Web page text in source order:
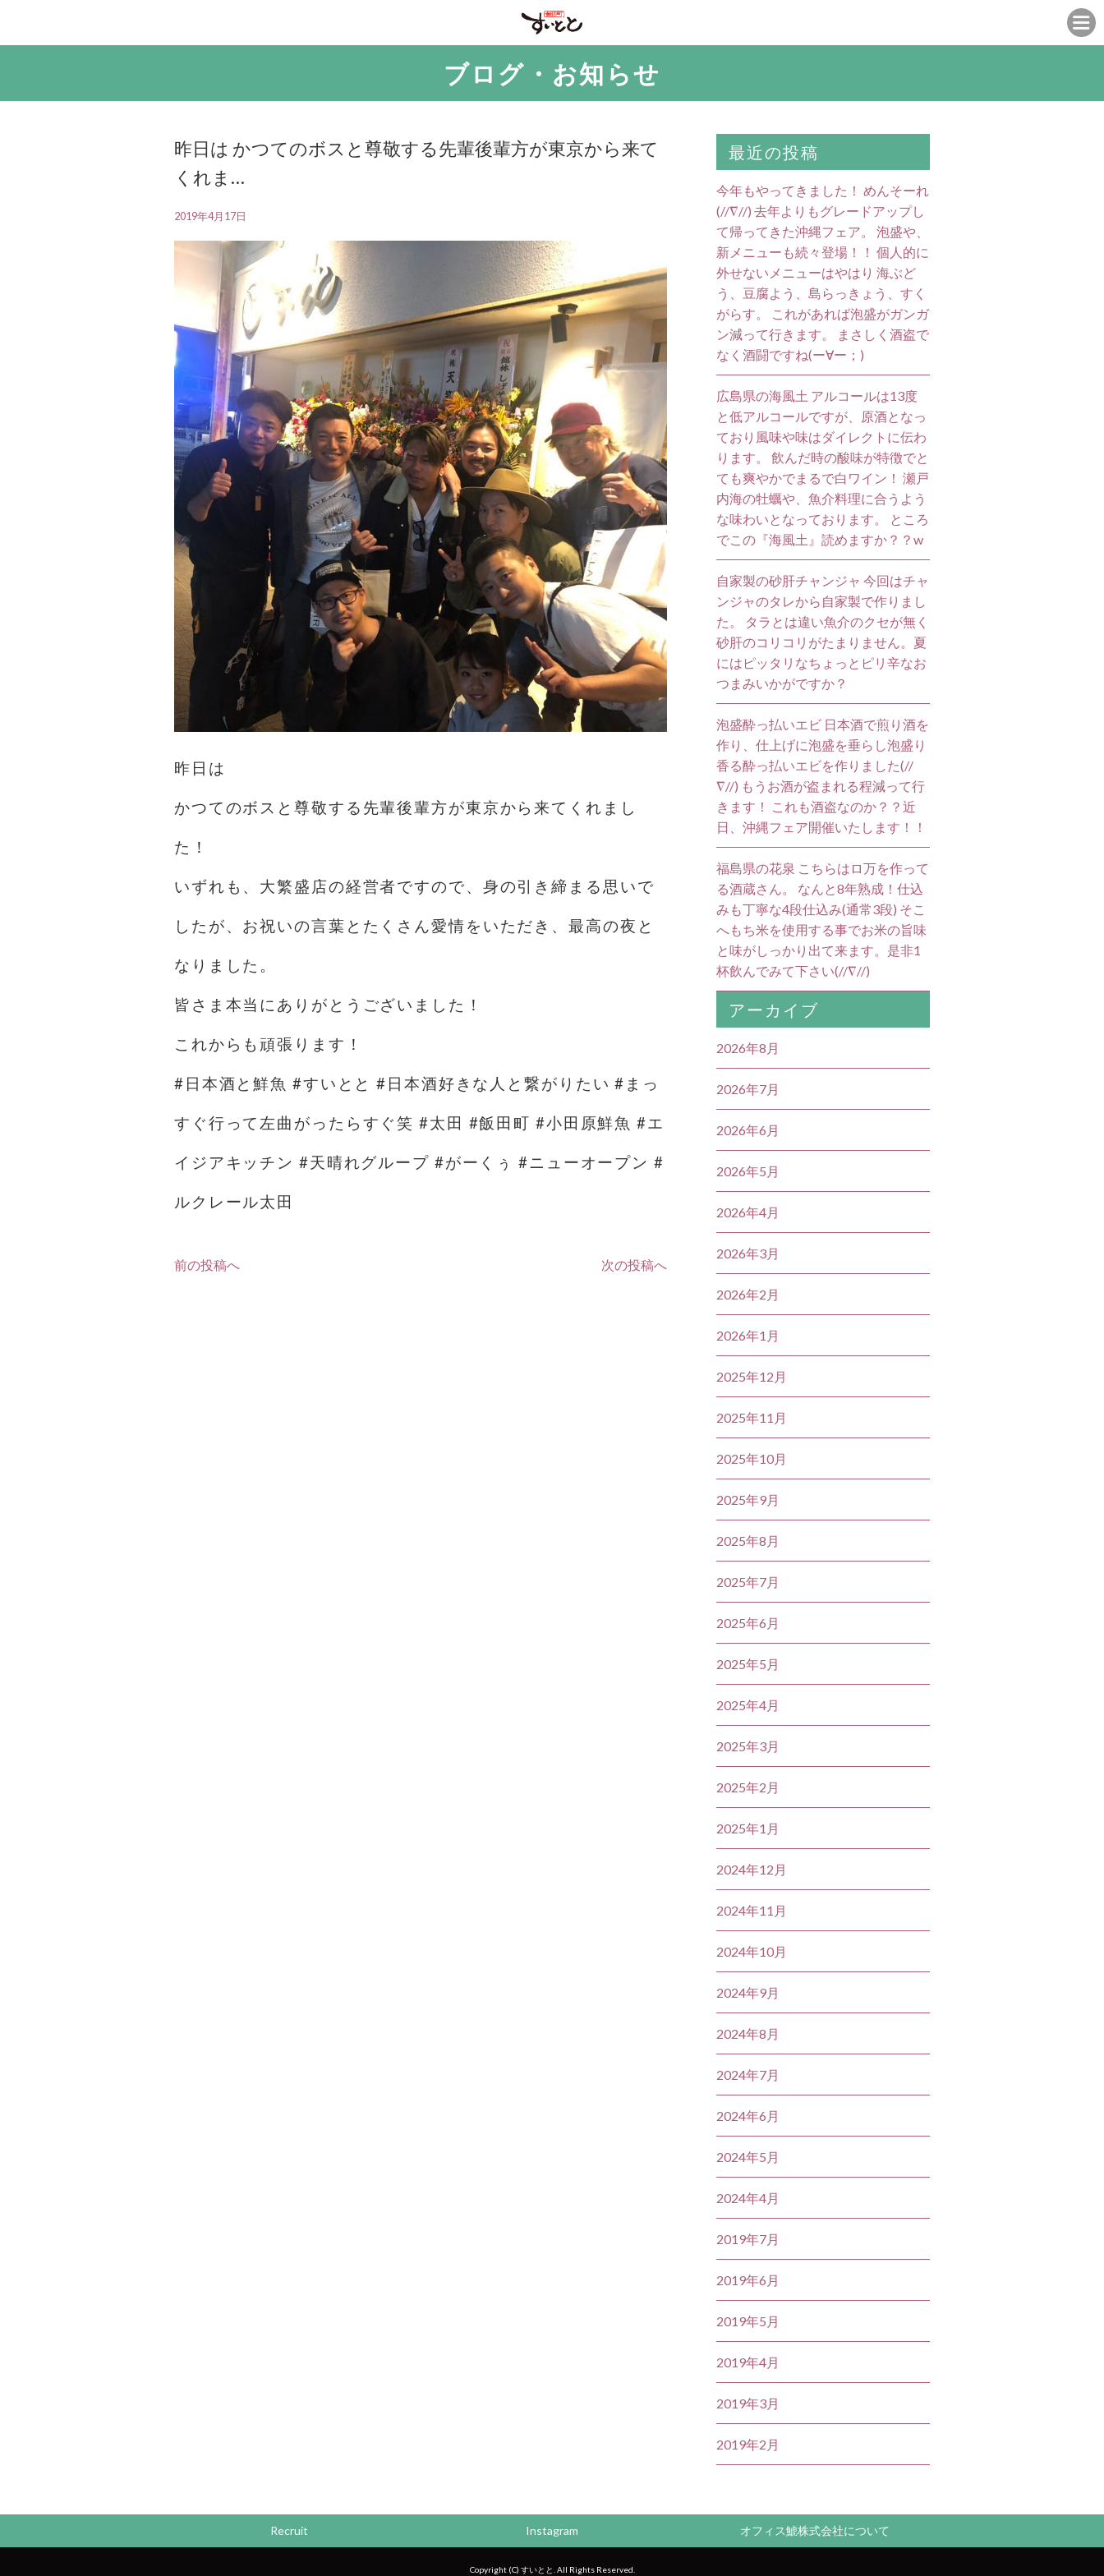
ブログ・お知らせ
昨日は かつてのボスと尊敬する先輩後輩方が東京から来て
くれま…
2019年4月17日
昨日は
かつてのボスと尊敬する先輩後輩方が東京から来てくれまし
た！
いずれも、大繁盛店の経営者ですので、身の引き締まる思いで
したが、お祝いの言葉とたくさん愛情をいただき、最高の夜と
なりました。
皆さま本当にありがとうございました！
これからも頑張ります！
#日本酒と鮮魚 #すいとと #日本酒好きな人と繋がりたい #まっ
すぐ行って左曲がったらすぐ笑 #太田 #飯田町 #小田原鮮魚 #エ
イジアキッチン #天晴れグループ #がーくぅ #ニューオープン #
ルクレール太田
前の投稿へ 次の投稿へ
最近の投稿
今年もやってきました！ めんそーれ
(//∇//) 去年よりもグレードアップし
て帰ってきた沖縄フェア。 泡盛や、
新メニューも続々登場！！ 個人的に
外せないメニューはやはり 海ぶど
う、豆腐よう、島らっきょう、すく
がらす。 これがあれば泡盛がガンガ
ン減って行きます。 まさしく酒盗で
なく酒闘ですね(ー∀ー；)
広島県の海風土 アルコールは13度
と低アルコールですが、原酒となっ
ており風味や味はダイレクトに伝わ
ります。 飲んだ時の酸味が特徴でと
ても爽やかでまるで白ワイン！ 瀬戸
内海の牡蠣や、魚介料理に合うよう
な味わいとなっております。 ところ
でこの『海風土』読めますか？？w
自家製の砂肝チャンジャ 今回はチャ
ンジャのタレから自家製で作りまし
た。 タラとは違い魚介のクセが無く
砂肝のコリコリがたまりません。夏
にはピッタリなちょっとピリ辛なお
つまみいかがですか？
泡盛酔っ払いエビ 日本酒で煎り酒を
作り、仕上げに泡盛を垂らし泡盛り
香る酔っ払いエビを作りました(//
∇//) もうお酒が盗まれる程減って行
きます！ これも酒盗なのか？？近
日、沖縄フェア開催いたします！！
福島県の花泉 こちらはロ万を作って
る酒蔵さん。 なんと8年熟成！仕込
みも丁寧な4段仕込み(通常3段) そこ
へもち米を使用する事でお米の旨味
と味がしっかり出て来ます。是非1
杯飲んでみて下さい(//∇//)
アーカイブ
2026年8月
2026年7月
2026年6月
2026年5月
2026年4月
2026年3月
2026年2月
2026年1月
2025年12月
2025年11月
2025年10月
2025年9月
2025年8月
2025年7月
2025年6月
2025年5月
2025年4月
2025年3月
2025年2月
2025年1月
2024年12月
2024年11月
2024年10月
2024年9月
2024年8月
2024年7月
2024年6月
2024年5月
2024年4月
2019年7月
2019年6月
2019年5月
2019年4月
2019年3月
2019年2月
Recruit Instagram オフィス鯱株式会社について
Copyright (C) すいとと. All Rights Reserved.